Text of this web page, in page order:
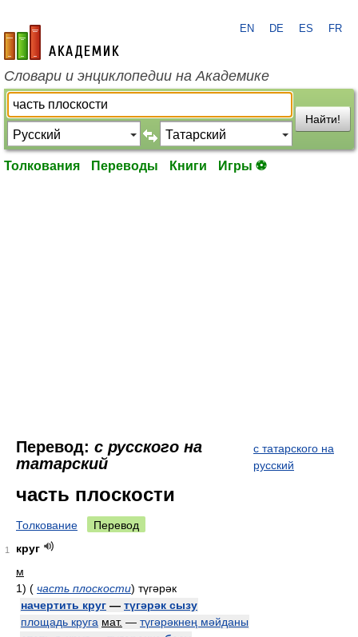
academic.ru
EN DE ES FR
Словари и энциклопедии на Академике
Найти!
Толкования Переводы Книги Игры ⚽
Перевод: с русского на
татарский
с татарского на
русский
часть плоскости
Толкование Перевод
1
круг
м
1) ( часть плоскости) түгәрәк
начертить круг — түгәрәк сызу
площадь круга мат. — түгәрәкнең мәйданы